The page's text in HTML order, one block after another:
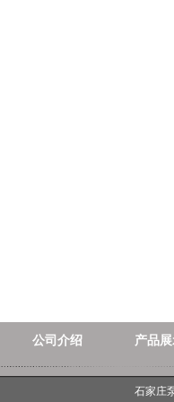
公司介绍 产品
石家庄